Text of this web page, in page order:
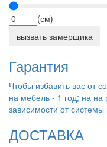
(см)
вызвать замерщика
Гарантия
Чтобы избавить вас от
на мебель - 1 год; на
зависимости от
ДОСТАВКА